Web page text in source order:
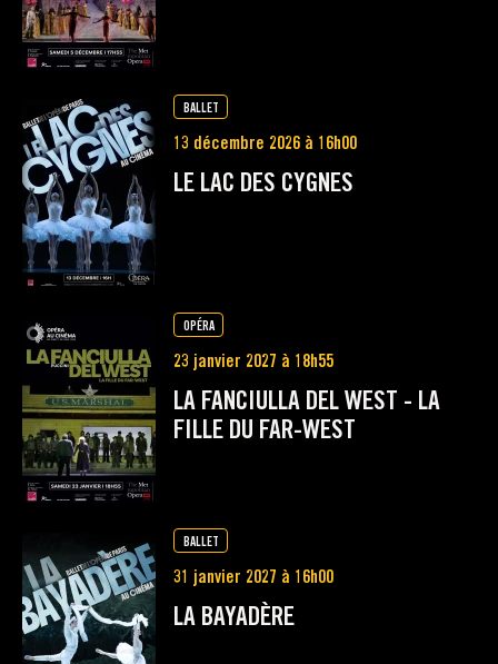
BALLET
13 décembre 2026 à 16h00
LE LAC DES CYGNES
OPÉRA
23 janvier 2027 à 18h55
LA FANCIULLA DEL WEST - LA
FILLE DU FAR-WEST
BALLET
31 janvier 2027 à 16h00
LA BAYADÈRE